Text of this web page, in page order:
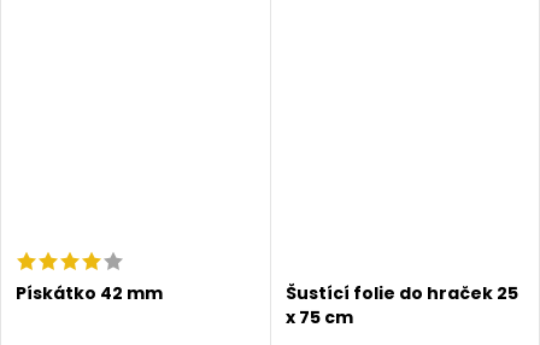
Pískátko 42 mm
Šustící folie do hraček 25
x 75 cm